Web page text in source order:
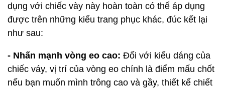
dụng với chiếc vày này hoàn toàn có thể áp dụng
được trên những kiểu trang phục khác, đúc kết lại
như sau:
- Nhấn mạnh vòng eo cao: Đối với kiểu dáng của
chiếc váy, vị trí của vòng eo chính là điểm mấu chốt
nếu bạn muốn mình trông cao và gầy, thiết kế chiết